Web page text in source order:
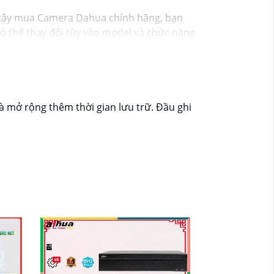
mua Camera Dahua chính hãng, bạn
thể thay đổi tùy vào model và chức năng
mại điện tử hoặc tại các cửa hàng điện
mở rộng thêm thời gian lưu trữ. Đầu ghi